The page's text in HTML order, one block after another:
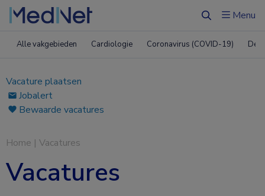
ZoekenMenu
Alle vakgebieden Cardiologie Coronavirus (COVID-19)
Vacature plaatsen
Jobalert
Bewaarde vacatures
Home | Vacatures
Vacatures